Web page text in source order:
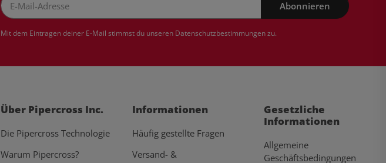
Abonnieren
Mit dem Eintragen deiner E-Mail stimmst du unseren Datenschutzbestimmungenzu.
Über Pipercross Inc.
Die Pipercross Technologie
Warum Pipercross?
Informationen
Häufig gestellte Fragen
Versand- &
Gesetzliche
Informationen
Allgemeine
Geschäftsbedingungen